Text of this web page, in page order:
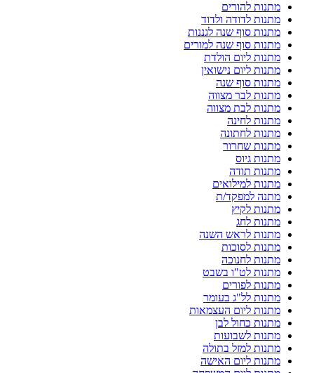
מתנות להורים
מתנות לדודה ולדוד
מתנות סוף שנה לגננות
מתנות סוף שנה למורים
מתנות ליום הולדת
מתנות ליום נישואין
מתנות סוף שנה
מתנות לבר מצווה
מתנות לבת מצווה
מתנות לחינה
מתנות לחתונה
מתנות שחרור
מתנות גיוס
מתנות תודה
מתנות למילואים
מתנה למפקד/ת
מתנות לקיץ
מתנות לחג
מתנות לראש השנה
מתנות לסוכות
מתנות לחנוכה
מתנות לט"ו בשבט
מתנות לפורים
מתנות לל"ג בעומר
מתנות ליום העצמאות
מתנות כחול לבן
מתנות לשבועות
מתנות למזל בתולה
מתנות ליום האישה